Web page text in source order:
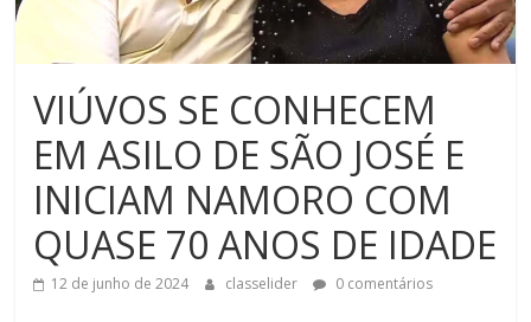
VIÚVOS SE CONHECEM
EM ASILO DE SÃO JOSÉ E
INICIAM NAMORO COM
QUASE 70 ANOS DE IDADE
12 de junho de 2024 classelider 0 comentários